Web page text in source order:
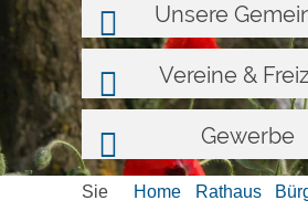
Unsere
Vereine &
Gewerbe
Sie
Home Rathaus